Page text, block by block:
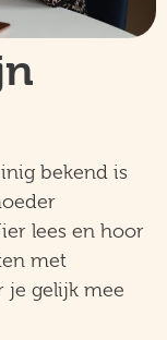
bekend is
lees en hoor
met
je gelijk mee